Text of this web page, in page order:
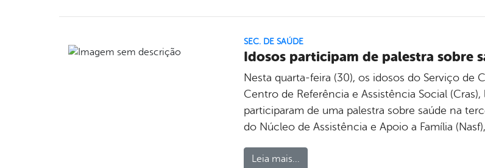
SEC. DE SAÚDE
Idosos participam de palestra sobre
Nesta quarta-feira (30), os idosos do Serviço de
Centro de Referência e Assistência Social
participaram de uma palestra sobre saúde na
do Núcleo de Assistência e Apoio a Família (Nasf),
Leia mais...